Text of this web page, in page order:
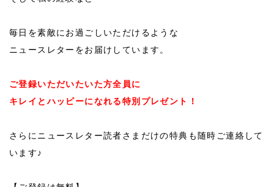
毎日を素敵にお過ごしいただけるような
ニュースレターをお届けしています。
ご登録いただいたいた方全員に
キレイとハッピーになれる特別プレゼント！
さらにニュースレター読者さまだけの特典も随時ご連絡して
います♪